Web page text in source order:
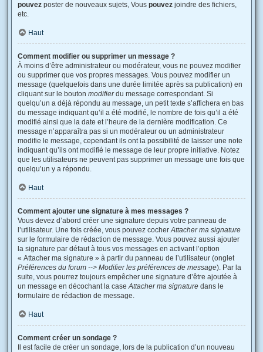
pouvez poster de nouveaux sujets, Vous pouvez joindre des fichiers,
etc.
Haut
Comment modifier ou supprimer un message ?
À moins d’être administrateur ou modérateur, vous ne pouvez modifier
ou supprimer que vos propres messages. Vous pouvez modifier un
message (quelquefois dans une durée limitée après sa publication) en
cliquant sur le bouton modifierdu message correspondant. Si
quelqu’un a déjà répondu au message, un petit texte s’affichera en bas
du message indiquant qu’il a été modifié, le nombre de fois qu’il a été
modifié ainsi que la date et l’heure de la dernière modification. Ce
message n’apparaîtra pas si un modérateur ou un administrateur
modifie le message, cependant ils ont la possibilité de laisser une note
indiquant qu’ils ont modifié le message de leur propre initiative. Notez
que les utilisateurs ne peuvent pas supprimer un message une fois que
quelqu’un y a répondu.
Haut
Comment ajouter une signature à mes messages ?
Vous devez d’abord créer une signature depuis votre panneau de
l’utilisateur. Une fois créée, vous pouvez cocherAttacher ma signature
sur le formulaire de rédaction de message. Vous pouvez aussi ajouter
la signature par défaut à tous vos messages en activant l’option
« Attacher ma signature » à partir du panneau de l’utilisateur (onglet
Préférences du forum --> Modifier les préférences de message). Par la
suite, vous pourrez toujours empêcher une signature d’être ajoutée à
un message en décochant la caseAttacher ma signature dans le
formulaire de rédaction de message.
Haut
Comment créer un sondage ?
Il est facile de créer un sondage, lors de la publication d’un nouveau